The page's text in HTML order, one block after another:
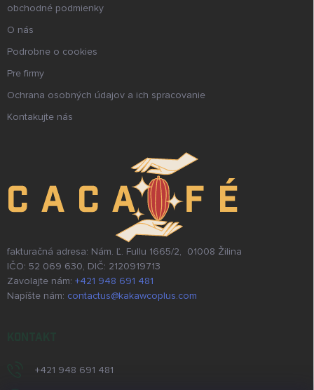
obchodné podmienky
O nás
Podrobne o cookies
Pre firmy
Ochrana osobných údajov a ich spracovanie
Kontakujte nás
fakturačná adresa: Nám. Ľ. Fullu 1665/2, 01008 Žilina
IČO: 52 069 630, DIČ: 2120919713
Zavolajte nám: +421 948 691 481
Napíšte nám: contactus@kakawcoplus.com
+421 948 691 481